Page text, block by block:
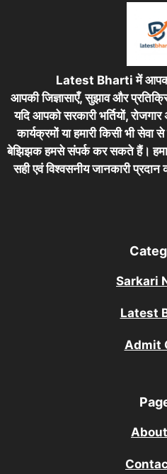
Latest Bharti में आपका
आपकी जिज्ञासाएँ, सुझाव और
यदि आपको सरकारी भर्तियों,
कार्यक्रमों या हमारी किसी भी सेवा
बेझिझक हमसे संपर्क कर सकते हैं।
सही एवं विश्वसनीय जानकारी
Sarkari
Latest
Admit